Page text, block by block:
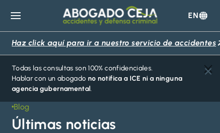
Abogado
Ceja
EN
Haz click aquí para ir a nuestro servicio de accidentes
Todas las consultas son 100% confidenciales.
Hablar con un abogado no notifica a ICE ni a ninguna
agencia gubernamental.
Blog
Últimas noticias